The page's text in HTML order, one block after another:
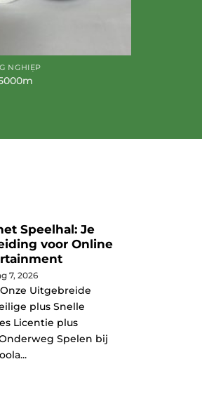
NGHIỆP
Speelhal: Je
voor Online
7, 2026
Uitgebreide
plus Snelle
Licentie plus
Spelen bij